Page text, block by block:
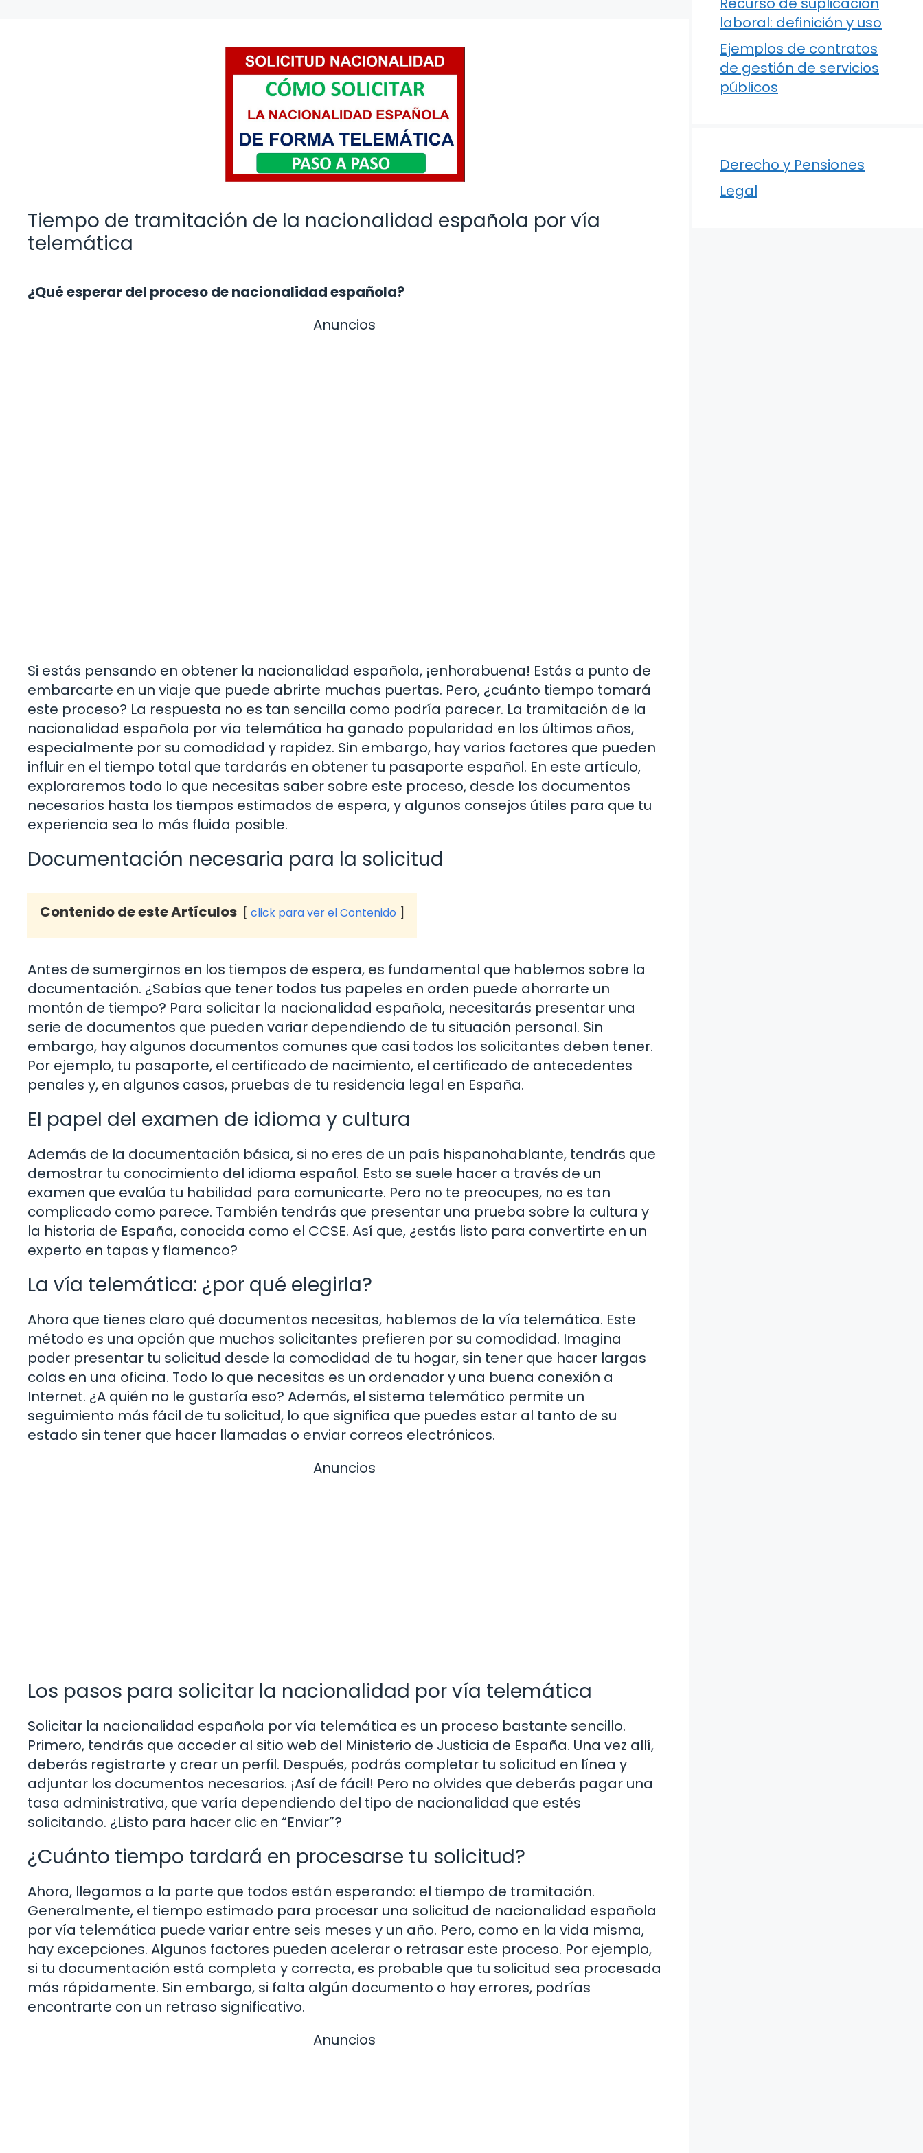
Tiempo de tramitación de la nacionalidad española por vía
telemática
¿Qué esperar del proceso de nacionalidad española?
Anuncios
Si estás pensando en obtener la nacionalidad española, ¡enhorabuena! Estás a punto de
embarcarte en un viaje que puede abrirte muchas puertas. Pero, ¿cuánto tiempo tomará
este proceso? La respuesta no es tan sencilla como podría parecer. La tramitación de la
nacionalidad española por vía telemática ha ganado popularidad en los últimos años,
especialmente por su comodidad y rapidez. Sin embargo, hay varios factores que pueden
influir en el tiempo total que tardarás en obtener tu pasaporte español. En este artículo,
exploraremos todo lo que necesitas saber sobre este proceso, desde los documentos
necesarios hasta los tiempos estimados de espera, y algunos consejos útiles para que tu
experiencia sea lo más fluida posible.
Documentación necesaria para la solicitud
Contenido de este Artículos click para ver el Contenido
Antes de sumergirnos en los tiempos de espera, es fundamental que hablemos sobre la
documentación. ¿Sabías que tener todos tus papeles en orden puede ahorrarte un
montón de tiempo? Para solicitar la nacionalidad española, necesitarás presentar una
serie de documentos que pueden variar dependiendo de tu situación personal. Sin
embargo, hay algunos documentos comunes que casi todos los solicitantes deben tener.
Por ejemplo, tu pasaporte, el certificado de nacimiento, el certificado de antecedentes
penales y, en algunos casos, pruebas de tu residencia legal en España.
El papel del examen de idioma y cultura
Además de la documentación básica, si no eres de un país hispanohablante, tendrás que
demostrar tu conocimiento del idioma español. Esto se suele hacer a través de un
examen que evalúa tu habilidad para comunicarte. Pero no te preocupes, no es tan
complicado como parece. También tendrás que presentar una prueba sobre la cultura y
la historia de España, conocida como el CCSE. Así que, ¿estás listo para convertirte en un
experto en tapas y flamenco?
La vía telemática: ¿por qué elegirla?
Ahora que tienes claro qué documentos necesitas, hablemos de la vía telemática. Este
método es una opción que muchos solicitantes prefieren por su comodidad. Imagina
poder presentar tu solicitud desde la comodidad de tu hogar, sin tener que hacer largas
colas en una oficina. Todo lo que necesitas es un ordenador y una buena conexión a
Internet. ¿A quién no le gustaría eso? Además, el sistema telemático permite un
seguimiento más fácil de tu solicitud, lo que significa que puedes estar al tanto de su
estado sin tener que hacer llamadas o enviar correos electrónicos.
Anuncios
Los pasos para solicitar la nacionalidad por vía telemática
Solicitar la nacionalidad española por vía telemática es un proceso bastante sencillo.
Primero, tendrás que acceder al sitio web del Ministerio de Justicia de España. Una vez allí,
deberás registrarte y crear un perfil. Después, podrás completar tu solicitud en línea y
adjuntar los documentos necesarios. ¡Así de fácil! Pero no olvides que deberás pagar una
tasa administrativa, que varía dependiendo del tipo de nacionalidad que estés
solicitando. ¿Listo para hacer clic en “Enviar”?
¿Cuánto tiempo tardará en procesarse tu solicitud?
Ahora, llegamos a la parte que todos están esperando: el tiempo de tramitación.
Generalmente, el tiempo estimado para procesar una solicitud de nacionalidad española
por vía telemática puede variar entre seis meses y un año. Pero, como en la vida misma,
hay excepciones. Algunos factores pueden acelerar o retrasar este proceso. Por ejemplo,
si tu documentación está completa y correcta, es probable que tu solicitud sea procesada
más rápidamente. Sin embargo, si falta algún documento o hay errores, podrías
encontrarte con un retraso significativo.
Anuncios
laboral: definición y uso
Ejemplos de contratos
de gestión de servicios
públicos
Derecho y Pensiones
Legal